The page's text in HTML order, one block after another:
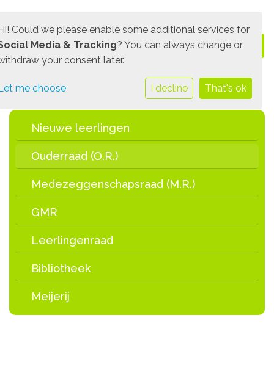
Nieuwe leerlingen
Ouderraad (O.R.)
Medezeggenschapsraad (M.R.)
GMR
Leerlingenraad
Bibliotheek
Meijerij
Could we please enable some additional services for
Media & Tracking? You can always change or
your consent later.
me choose I decline That's ok